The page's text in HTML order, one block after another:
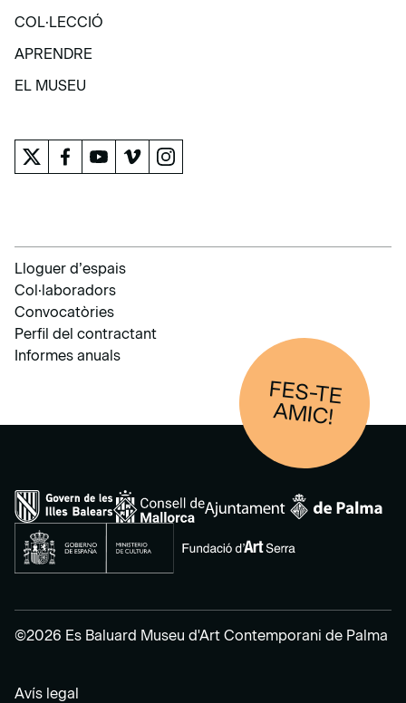
EXPOSICIONS I ACTIVITATS
COL·LECCIÓ
APRENDRE
EL MUSEU
Lloguer d’espais
Col·laboradors
Convocatòries
Perfil del contractant
Informes anuals
FES-TE
AM
IC!
©2026 Es Baluard Museu d'Art Contemporani de Palma
Avís legal